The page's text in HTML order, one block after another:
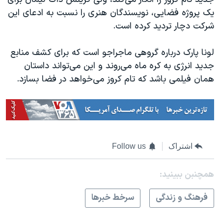
یک پروژه فضایی، نویسندگان هنری را نسبت به ادعای این
شرکت دچار تردید کرده است.
لونا پارک درباره گروهی ماجراجو است که برای کشف منابع
جدید انرژی به کره ماه می‌روند و این می‌تواند داستان
همان فیلمی باشد که تام کروز می‌خواهد در فضا بسازد.
اشتراک Follow us
همچنبن ببینید:
فرهنگ و زندگی
سرخط خبرها